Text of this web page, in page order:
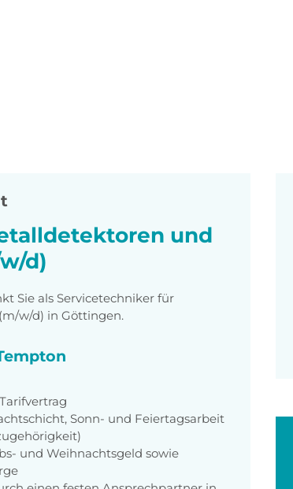
und
d)
Sie als Servicetechniker für
w/d) in Göttingen.
Sonn- und Feiertagsarbeit
und Weihnachtsgeld sowie